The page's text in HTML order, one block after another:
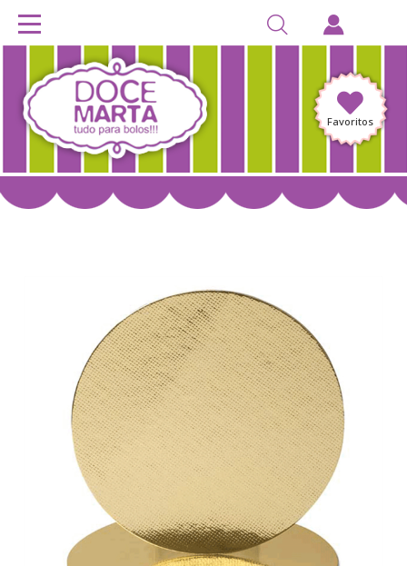
Favoritos